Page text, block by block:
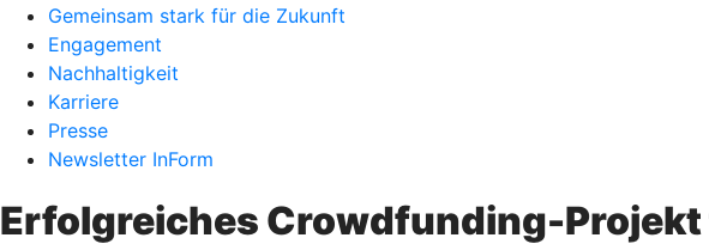
Gemeinsam stark für die Zukunft
Engagement
Nachhaltigkeit
Karriere
Presse
Newsletter InForm
Erfolgreiches Crowdfunding-Projekt